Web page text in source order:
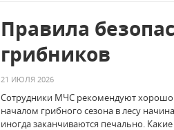
Правила
грибников
21 ИЮЛЯ 2026
Сотрудники МЧС рекомендуют хорошо
началом грибного сезона в лесу
иногда заканчиваются печально.